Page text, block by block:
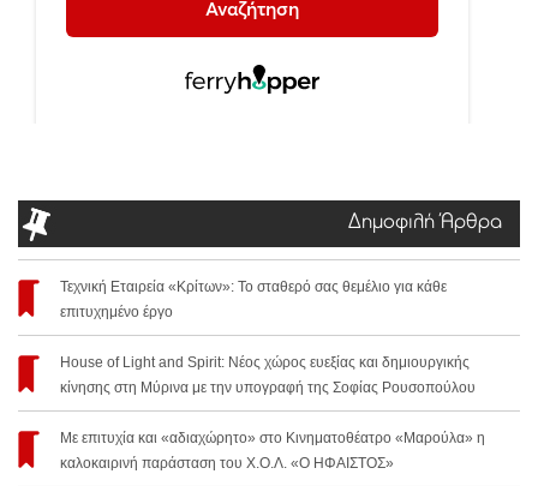
Δημοφιλή Άρθρα
Τεχνική Εταιρεία «Κρίτων»: Το σταθερό σας θεμέλιο για κάθε
επιτυχημένο έργο
House of Light and Spirit: Νέος χώρος ευεξίας και δημιουργικής
κίνησης στη Μύρινα με την υπογραφή της Σοφίας Ρουσοπούλου
Με επιτυχία και «αδιαχώρητο» στο Κινηματοθέατρο «Μαρούλα» η
καλοκαιρινή παράσταση του Χ.Ο.Λ. «Ο ΗΦΑΙΣΤΟΣ»